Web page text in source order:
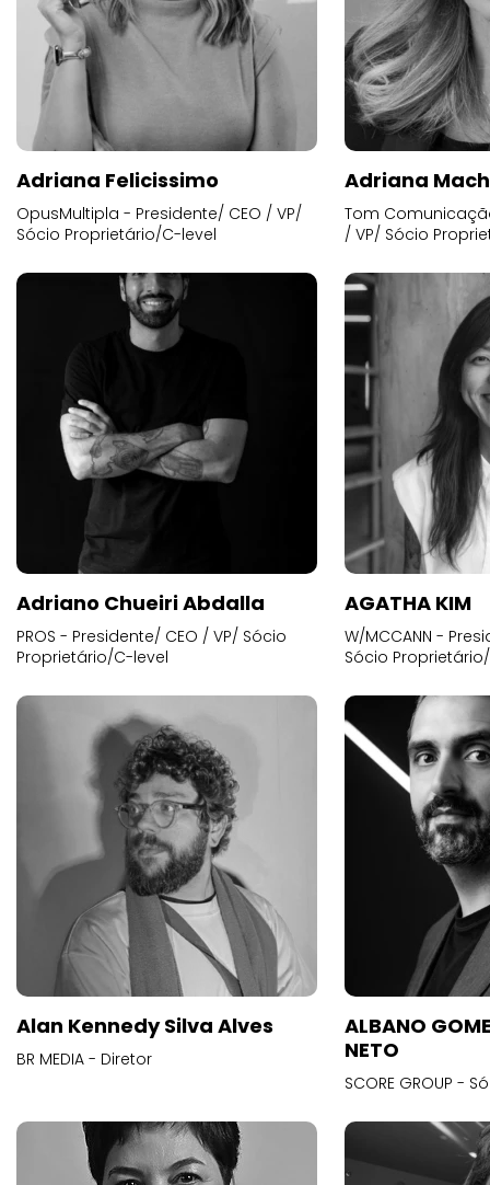
Adriana Felicissimo
OpusMultipla - Presidente/ CEO / VP/
Sócio Proprietário/C-level
Adriana
Tom
/ VP/ Sócio
Adriano Chueiri Abdalla
PROS - Presidente/ CEO / VP/ Sócio
Proprietário/C-level
AGATHA KIM
W/MCCANN -
Sócio
Alan Kennedy Silva Alves
BR MEDIA - Diretor
ALBANO
NETO
SCORE GROUP -